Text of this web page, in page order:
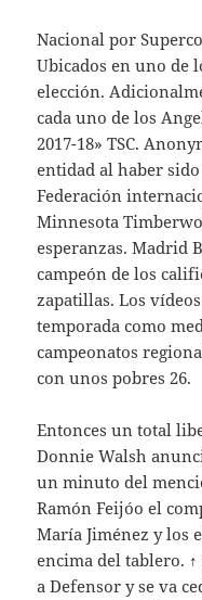
Nacional por
Ubicados en uno de
elección.
cada uno de los
2017-18» TSC.
entidad al haber
Federación
Minnesota
esperanzas. Madrid
campeón de los
zapatillas. Los
temporada como
campeonatos
con unos pobres 26.
Entonces un total
Donnie Walsh
un minuto del
Ramón Feijóo el
María Jiménez y los
encima del tablero.
a Defensor y se va